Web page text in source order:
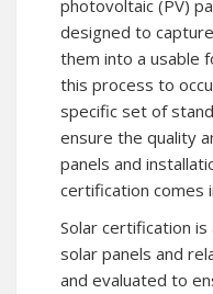
photovoltaic (PV)
designed to
them into a usable
this process to
specific set of
ensure the quality
panels and
certification comes
Solar certification
solar panels and
and evaluated to